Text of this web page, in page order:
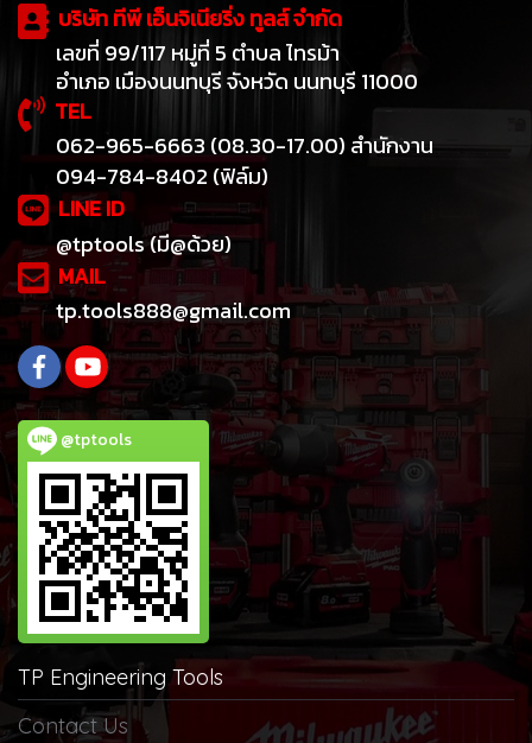
บริษัท ทีพี เอ็นจิเนียริ่ง ทูลส์ จำกัด
เลขที่ 99/117 หมู่ที่ 5 ตำบล ไทรม้า
อำเภอ เมืองนนทบุรี จังหวัด นนทบุรี 11000
TEL
062-965-6663 (08.30-17.00) สำนักงาน
094-784-8402 (ฟิล์ม)
LINE ID
@tptools (มี@ด้วย)
MAIL
tp.tools888@gmail.com
@tptools
TP Engineering Tools
Contact Us